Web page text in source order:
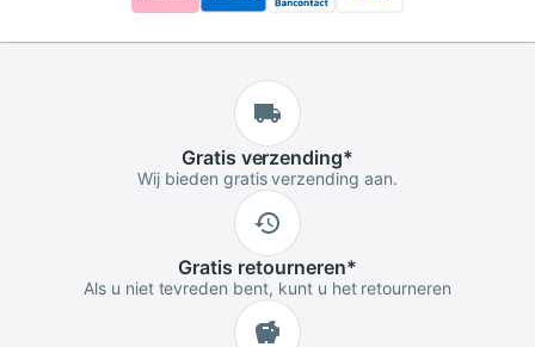
Gratis verzending*
Wij bieden gratis verzending aan.
Gratis retourneren*
Als u niet tevreden bent, kunt u het retourneren